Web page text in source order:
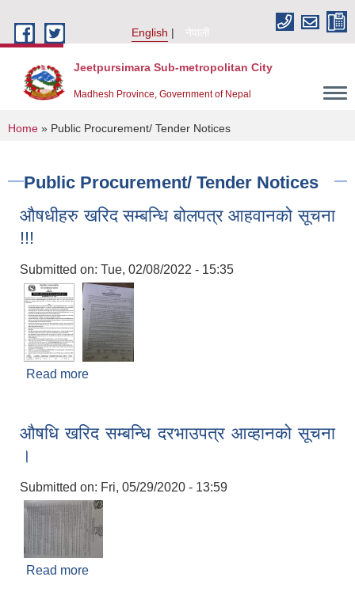
English
नेपाली
Jeetpursimara Sub-metropolitan City
Madhesh Province, Government of Nepal
You are here
Home » Public Procurement/ Tender Notices
Public Procurement/ Tender Notices
औषधीहरु खरिद सम्बन्धि बोलपत्र आहवानको सूचना
!!!
Submitted on: Tue, 02/08/2022 - 15:35
Read more
औषधि खरिद सम्बन्धि दरभाउपत्र आव्हानको सूचना
।
Submitted on: Fri, 05/29/2020 - 13:59
Read more